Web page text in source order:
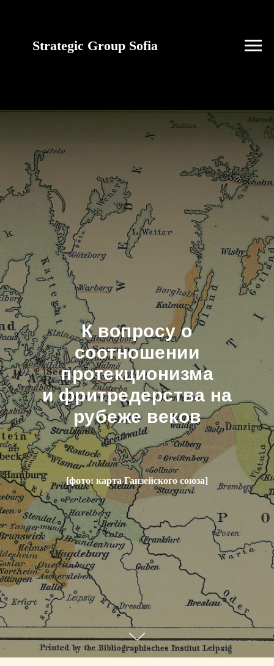
Strategic Group Sofia
К вопросу о
соотношении
протекционизма
и фритредерства на
рубеже веков
[фото: карта Ганзейского союза]